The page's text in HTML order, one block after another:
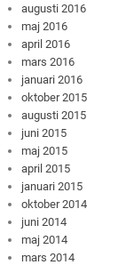
augusti 2016
maj 2016
april 2016
mars 2016
januari 2016
oktober 2015
augusti 2015
juni 2015
maj 2015
april 2015
januari 2015
oktober 2014
juni 2014
maj 2014
mars 2014